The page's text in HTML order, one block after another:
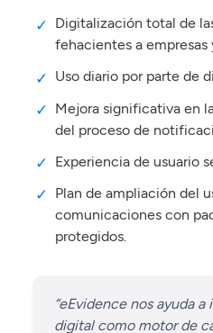
Digitalización total de
fehacientes a empresas
Uso diario por parte de
Mejora significativa en
del proceso de
Experiencia de usuario
Plan de ampliación del
comunicaciones con
protegidos.
“eEvidence nos ayuda
digital como motor de